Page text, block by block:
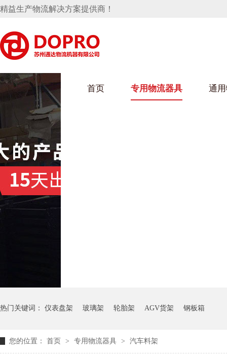
精益生产物流解决方案提供商！
首页 专用物流器具
葫芦娃下载最污架
盘 保险杠料架
冲压件料架
仪表盘料架
架
消声器料架
通
车
桶水箱支架
行业
行业
热门关键词： 仪表盘架 玻璃架 轮胎架 AGV货架 钢板箱
您的位置： 首页 > 专用物流器具 > 汽车料架